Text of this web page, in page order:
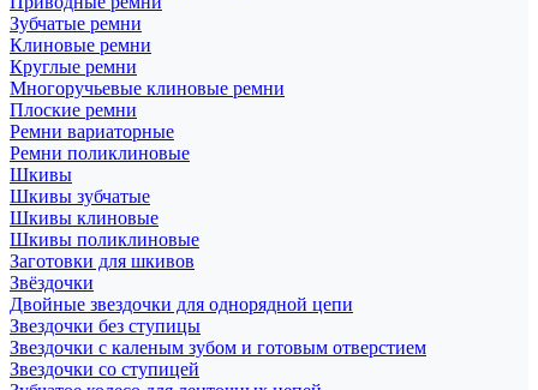
Зубчатые ремни
Клиновые ремни
Круглые ремни
Многоручьевые клиновые ремни
Плоские ремни
Ремни вариаторные
Ремни поликлиновые
Шкивы
Шкивы зубчатые
Шкивы клиновые
Шкивы поликлиновые
Заготовки для шкивов
Звёздочки
Двойные звездочки для однорядной цепи
Звездочки без ступицы
Звездочки с каленым зубом и готовым отверстием
Звездочки со ступицей